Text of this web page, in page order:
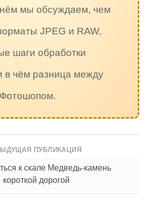
мы обсуждаем, чем
JPEG и RAW,
шаги обработки
в чём разница между
ПУБЛИКАЦИЯ
к скале Медведь-камень
короткой дорогой